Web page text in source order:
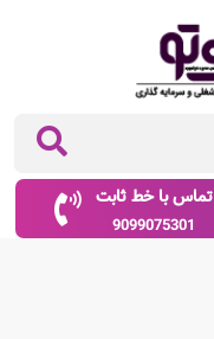
تماس با خط ثابت
9099075301